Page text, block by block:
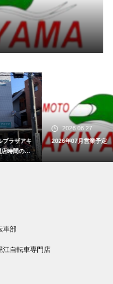
2026.06.27
2026年07月営業予定
車部
江自転車専門店